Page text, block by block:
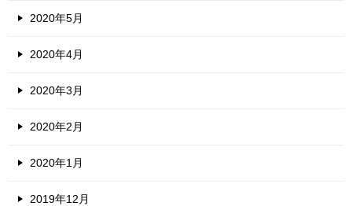
2020年5月
2020年4月
2020年3月
2020年2月
2020年1月
2019年12月